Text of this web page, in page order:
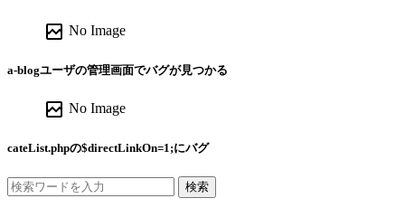
broken_image No Image
a-blogユーザの管理画面でバグが見つかる
broken_image No Image
cateList.phpの$directLinkOn=1;にバグ
検索